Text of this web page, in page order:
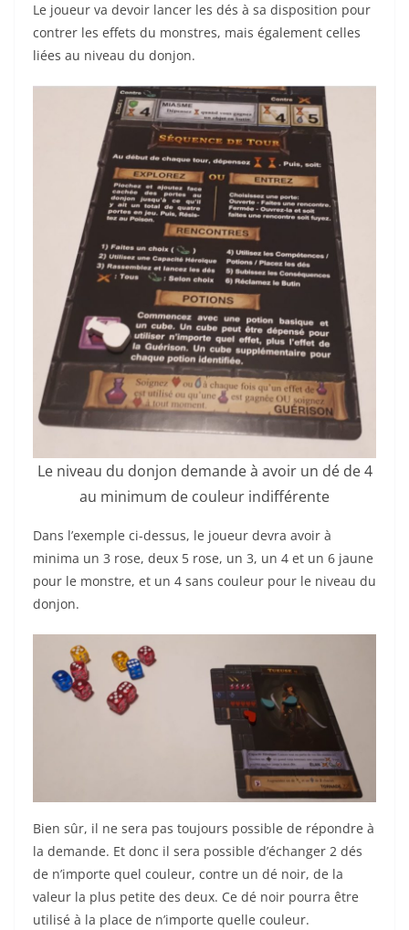
Le joueur va devoir lancer les dés à sa disposition pour
contrer les effets du monstres, mais également celles
liées au niveau du donjon.
Le niveau du donjon demande à avoir un dé de 4
au minimum de couleur indifférente
Dans l’exemple ci-dessus, le joueur devra avoir à
minima un 3 rose, deux 5 rose, un 3, un 4 et un 6 jaune
pour le monstre, et un 4 sans couleur pour le niveau du
donjon.
Bien sûr, il ne sera pas toujours possible de répondre à
la demande. Et donc il sera possible d’échanger 2 dés
de n’importe quel couleur, contre un dé noir, de la
valeur la plus petite des deux. Ce dé noir pourra être
utilisé à la place de n’importe quelle couleur.